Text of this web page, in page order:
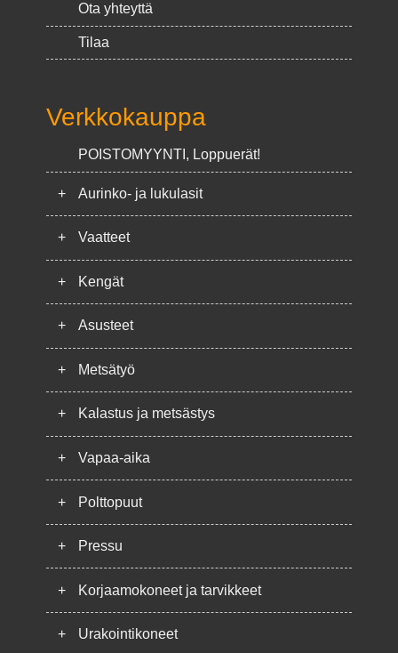
Ota yhteyttä
Tilaa
Verkkokauppa
POISTOMYYNTI, Loppuerät!
+ Aurinko- ja lukulasit
+ Vaatteet
+ Kengät
+ Asusteet
+ Metsätyö
+ Kalastus ja metsästys
+ Vapaa-aika
+ Polttopuut
+ Pressu
+ Korjaamokoneet ja tarvikkeet
+ Urakointikoneet